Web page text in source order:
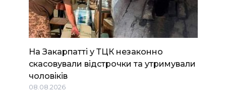
На Закарпатті у ТЦК незаконно
скасовували відстрочки та утримували
чоловіків
08.08.2026